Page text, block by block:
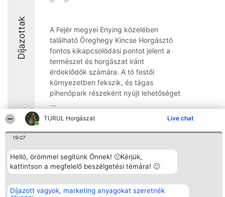
TURUL Horgászat Live chat
19:07
Helló, örömmel segítünk Önnek! 🙂Kérjük,
kattintson a megfelelő beszélgetési témára! 🙂
Díjazott vagyok, marketing anyagokat szeretnék
Díjazottak
A Fejér megyei Enying közelében
található Öreghegy Kincse Horgásztó
fontos kikapcsolódási pontot jelent a
természet és horgászat iránt
érdeklődők számára. A tó festői
környezetben fekszik, és tágas
pihenőpark részeként nyújt lehetőséget
...
8.7
Rangsorszervező
SC Beautiful Company S.R.L.
Bulevardul Aleea Timișul De
4, Ap. 13
Bukarest 53-238
Népszavazás
Nyertesek
Az összes
listája
Szabályok
Elérhetőség